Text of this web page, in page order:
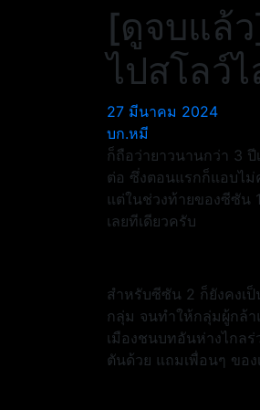
[ดูจบแล้
ไปสโลว์
27 มีนาคม 2024
บก.หมี
ก็ถือว่ายาวนานกว่า 3 ปี
ต่อ ซึ่งตอนแรกก็แอบไม่
แต่ในช่วงท้ายของซีซัน
เลยทีเดียวครับ
สำหรับซีซัน 2 ก็ยังคงเ
กลุ่ม จนทำให้กลุ่มผู้กล้า
เมืองชนบทอันห่างไกล
ตันด้วย แถมเพื่อนๆ ของ